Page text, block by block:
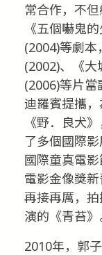
常合作，不但
《五個嚇鬼
(2004)等劇本
(2002)、《大
(2006)等片
迪羅賓提攜
《野．良犬
了多個國際
國際童真電
電影金像獎
再接再厲，
演的《青苔》
2010年，郭